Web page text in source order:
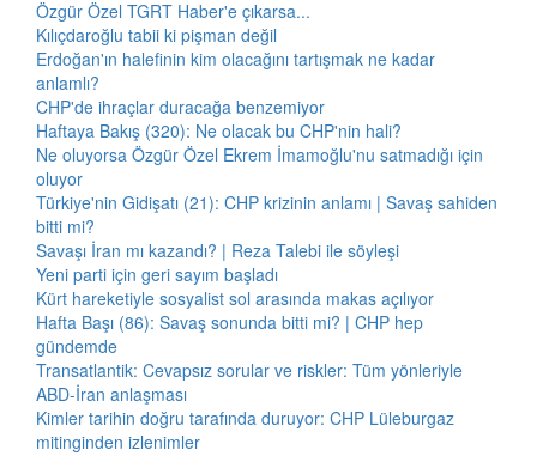
Özgür Özel TGRT Haber'e çıkarsa...
Kılıçdaroğlu tabii ki pişman değil
Erdoğan'ın halefinin kim olacağını tartışmak ne kadar
anlamlı?
CHP'de ihraçlar duracağa benzemiyor
Haftaya Bakış (320): Ne olacak bu CHP'nin hali?
Ne oluyorsa Özgür Özel Ekrem İmamoğlu'nu satmadığı için
oluyor
Türkiye'nin Gidişatı (21): CHP krizinin anlamı | Savaş sahiden
bitti mi?
Savaşı İran mı kazandı? | Reza Talebi ile söyleşi
Yeni parti için geri sayım başladı
Kürt hareketiyle sosyalist sol arasında makas açılıyor
Hafta Başı (86): Savaş sonunda bitti mi? | CHP hep
gündemde
Transatlantik: Cevapsız sorular ve riskler: Tüm yönleriyle
ABD-İran anlaşması
Kimler tarihin doğru tarafında duruyor: CHP Lüleburgaz
mitinginden izlenimler